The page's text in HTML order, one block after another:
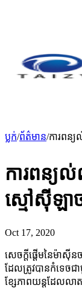
ប្លក់/ព័ត៌មាន/ការពន្
ការពន្យ
ស្មៅស៊ីឡា
Oct 17, 2020
សេចក្តីផ្តើមនៃម៉ាស៊ី
ដែលត្រូវបានកំទេចជ
ខ្សែភាពយន្តដែលលា